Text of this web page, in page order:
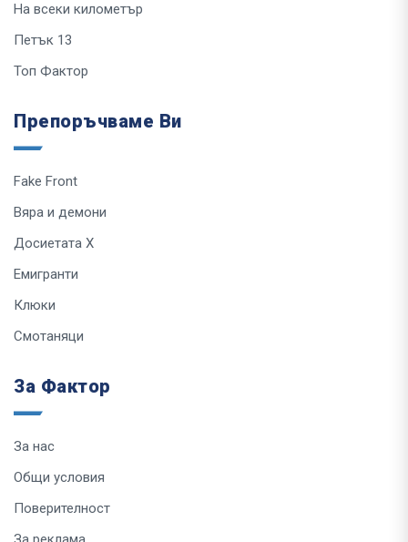
На всеки километър
Петък 13
Топ Фактор
Препоръчваме Ви
Fake Front
Вяра и демони
Досиетата Х
Емигранти
Клюки
Смотаняци
За Фактор
За нас
Общи условия
Поверителност